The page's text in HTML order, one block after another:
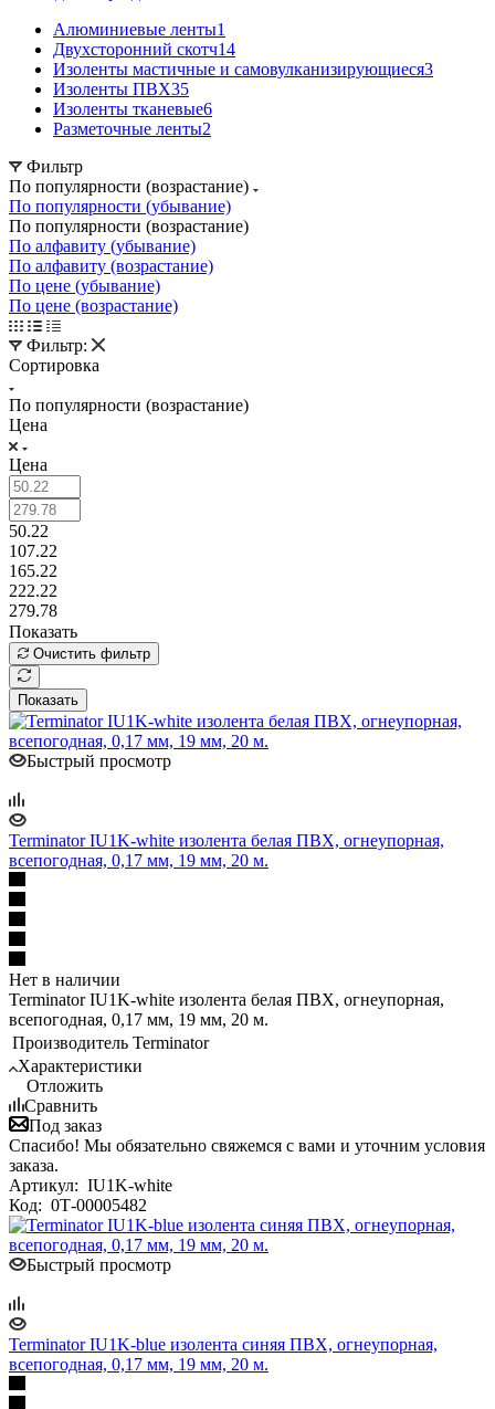
Алюминиевые ленты1
Двухсторонний скотч14
Изоленты мастичные и самовулканизирующиеся3
Изоленты ПВХ35
Изоленты тканевые6
Разметочные ленты2
Фильтр
По популярности (возрастание)
По популярности (убывание)
По популярности (возрастание)
По алфавиту (убывание)
По алфавиту (возрастание)
По цене (убывание)
По цене (возрастание)
Фильтр:
Сортировка
По популярности (возрастание)
Цена
Цена
50.22
107.22
165.22
222.22
279.78
Показать
Очистить фильтр
Показать
Быстрый просмотр
Terminator IU1K-white изолента белая ПВХ, огнеупорная,
всепогодная, 0,17 мм, 19 мм, 20 м.
Нет в наличии
Terminator IU1K-white изолента белая ПВХ, огнеупорная,
всепогодная, 0,17 мм, 19 мм, 20 м.
Производитель Terminator
Характеристики
Отложить
Сравнить
Под заказ
Спасибо! Мы обязательно свяжемся с вами и уточним условия
заказа.
Артикул: IU1K-white
Код: 0Т-00005482
Быстрый просмотр
Terminator IU1K-blue изолента синяя ПВХ, огнеупорная,
всепогодная, 0,17 мм, 19 мм, 20 м.